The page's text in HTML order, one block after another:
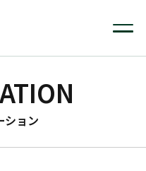
ション